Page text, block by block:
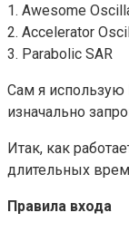
1. Awesome
2. Accelerator
3. Parabolic SAR
Сам я использую
изначально
Итак, как
длительных
Правила входа